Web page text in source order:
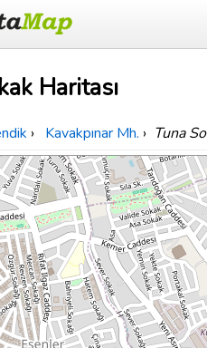
Haritası
› Kavakpınar Mh. › Tuna